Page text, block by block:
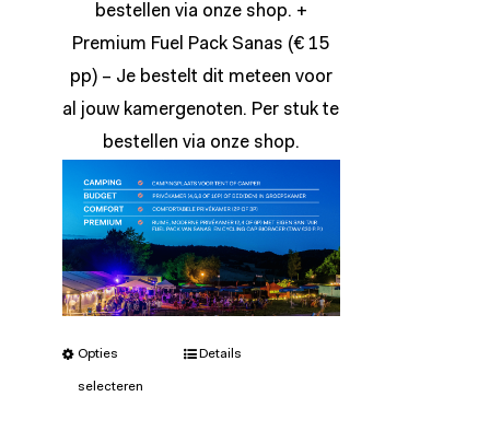
bestellen via onze shop. +
Premium Fuel Pack Sanas (€ 15
pp) – Je bestelt dit meteen voor
al jouw kamergenoten. Per stuk te
bestellen via onze shop.
Opties
selecteren
Details